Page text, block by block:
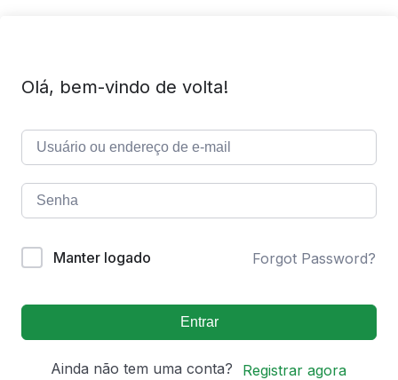
Olá, bem-vindo de volta!
Manter logado Forgot Password?
Entrar
Ainda não tem uma conta? Registrar agora